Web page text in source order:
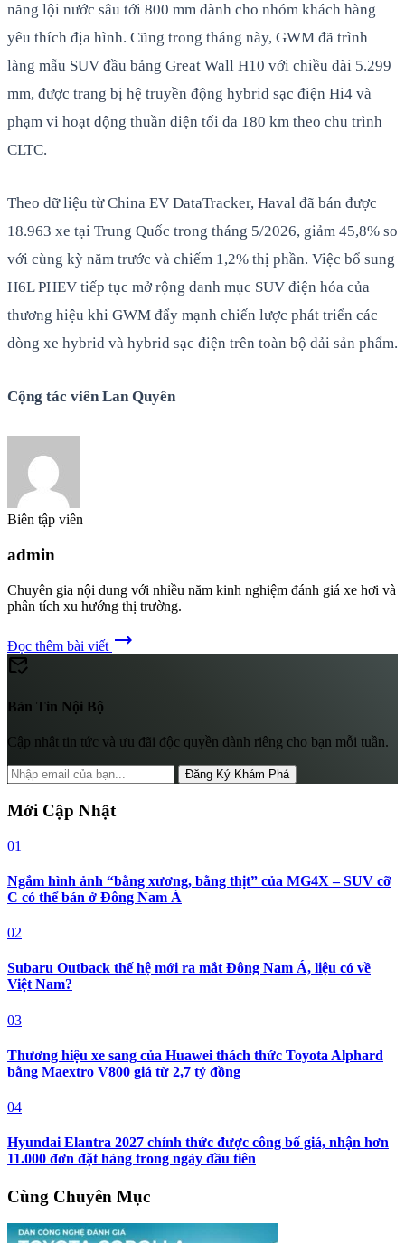
năng lội nước sâu tới 800 mm dành cho nhóm khách hàng
yêu thích địa hình. Cũng trong tháng này, GWM đã trình
làng mẫu SUV đầu bảng Great Wall H10 với chiều dài 5.299
mm, được trang bị hệ truyền động hybrid sạc điện Hi4 và
phạm vi hoạt động thuần điện tối đa 180 km theo chu trình
CLTC.
Theo dữ liệu từ China EV DataTracker, Haval đã bán được
18.963 xe tại Trung Quốc trong tháng 5/2026, giảm 45,8% so
với cùng kỳ năm trước và chiếm 1,2% thị phần. Việc bổ sung
H6L PHEV tiếp tục mở rộng danh mục SUV điện hóa của
thương hiệu khi GWM đẩy mạnh chiến lược phát triển các
dòng xe hybrid và hybrid sạc điện trên toàn bộ dải sản phẩm.
Cộng tác viên Lan Quyên
Biên tập viên
admin
Chuyên gia nội dung với nhiều năm kinh nghiệm đánh giá xe hơi và
phân tích xu hướng thị trường.
Đọc thêm bài viết trending_flat
mark_email_read
Bản Tin Nội Bộ
Cập nhật tin tức và ưu đãi độc quyền dành riêng cho bạn mỗi tuần.
Đăng Ký Khám Phá
Mới Cập Nhật
01
Ngắm hình ảnh “bằng xương, bằng thịt” của MG4X – SUV cỡ
C có thể bán ở Đông Nam Á
02
Subaru Outback thế hệ mới ra mắt Đông Nam Á, liệu có về
Việt Nam?
03
Thương hiệu xe sang của Huawei thách thức Toyota Alphard
bằng Maextro V800 giá từ 2,7 tỷ đồng
04
Hyundai Elantra 2027 chính thức được công bố giá, nhận hơn
11.000 đơn đặt hàng trong ngày đầu tiên
Cùng Chuyên Mục